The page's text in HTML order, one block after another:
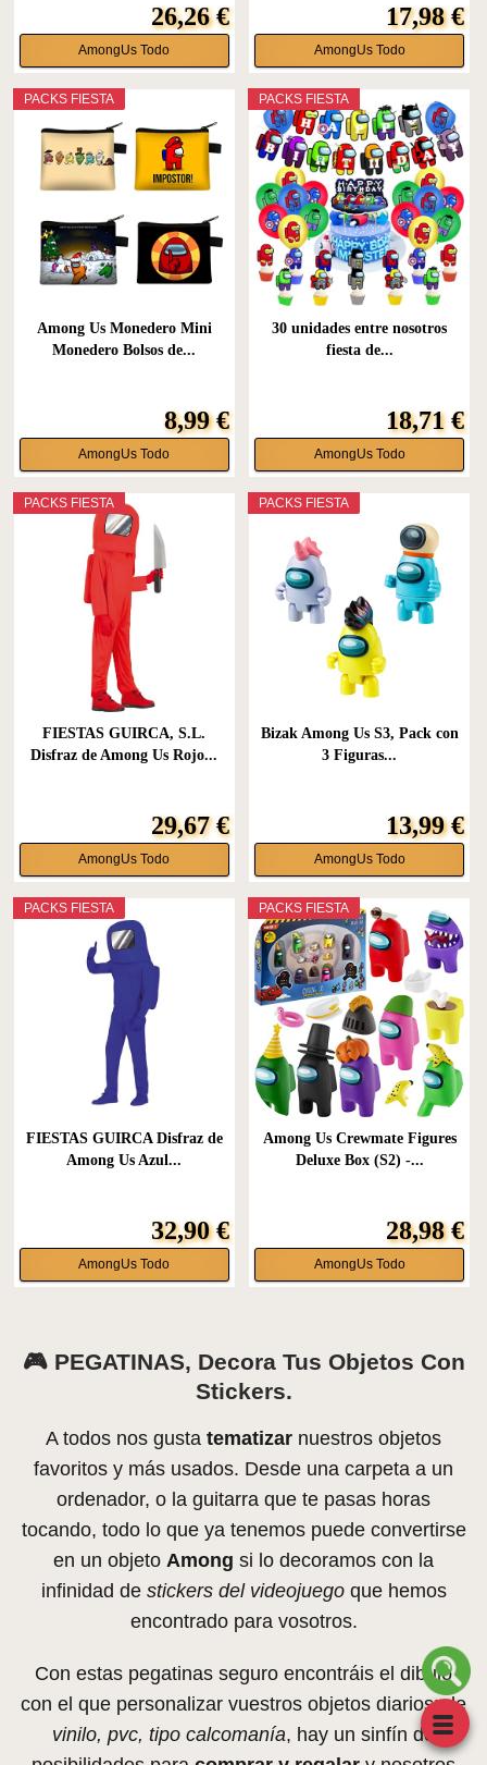
26,26 €
AmongUs Todo
17,98 €
AmongUs Todo
PACKS FIESTA
Among Us Monedero Mini
Monedero Bolsos de...
8,99 €
AmongUs Todo
PACKS FIESTA
30 unidades entre nosotros
fiesta de...
18,71 €
AmongUs Todo
PACKS FIESTA
FIESTAS GUIRCA, S.L.
Disfraz de Among Us Rojo...
29,67 €
AmongUs Todo
PACKS FIESTA
Bizak Among Us S3, Pack con
3 Figuras...
13,99 €
AmongUs Todo
PACKS FIESTA
FIESTAS GUIRCA Disfraz de
Among Us Azul...
32,90 €
AmongUs Todo
PACKS FIESTA
Among Us Crewmate Figures
Deluxe Box (S2) -...
28,98 €
AmongUs Todo
🎮 PEGATINAS, Decora Tus Objetos Con
Stickers.
A todos nos gusta tematizar nuestros objetos
favoritos y más usados. Desde una carpeta a un
ordenador, o la guitarra que te pasas horas
tocando, todo lo que ya tenemos puede convertirse
en un objeto Among si lo decoramos con la
infinidad de stickers del videojuegoque hemos
encontrado para vosotros.
Con estas pegatinas seguro encontráis el dibujo
con el que personalizar vuestros objetos diarios; de
vinilo, pvc, tipo calcomanía, hay un sinfín de